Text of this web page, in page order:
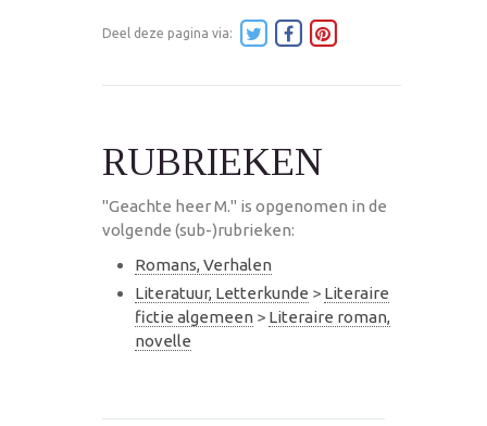
Deel deze pagina via:
RUBRIEKEN
"Geachte heer M." is opgenomen in de
volgende (sub-)rubrieken:
Romans, Verhalen
Literatuur, Letterkunde > Literaire
fictie algemeen > Literaire roman,
novelle